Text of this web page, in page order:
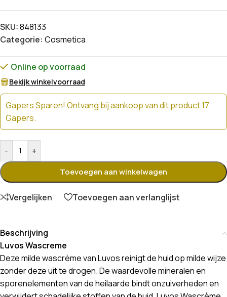
SKU:848133
Categorie: Cosmetica
Online op voorraad
Bekijk winkelvoorraad
Gapers Sparen! Ontvang bij aankoop van dit product 17
Gapers.
- +
Toevoegen aan winkelwagen
Vergelijken Toevoegen aan verlanglijst
Beschrijving
Luvos Wascreme
Deze milde wascrème van Luvos reinigt de huid op milde wijze
zonder deze uit te drogen. De waardevolle mineralen en
sporenelementen van de heilaarde bindt onzuiverheden en